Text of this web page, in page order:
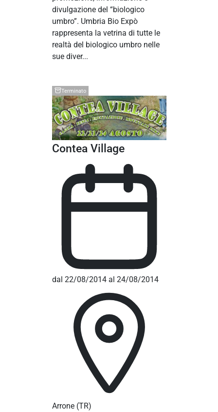
divulgazione del “biologico
umbro”. Umbria Bio Expò
rappresenta la vetrina di tutte le
realtà del biologico umbro nelle
sue diver...
Terminato
Contea Village
dal 22/08/2014 al 24/08/2014
Arrone (TR)